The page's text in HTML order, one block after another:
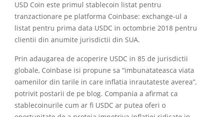
USD Coin este primul stablecoin listat pentru
tranzactionare pe platforma Coinbase: exchange-ul a
listat pentru prima data USDC in octombrie 2018 pentru
clientii din anumite jurisdictii din SUA.
Prin adaugarea de acoperire USDC in 85 de jurisdictii
globale, Coinbase isi propune sa “imbunatateasca viata
oamenilor din tarile in care inflatia inrautateste averea”,
potrivit postarii de pe blog. Compania a afirmat ca
stablecoinurile cum ar fi USDC ar putea oferi o